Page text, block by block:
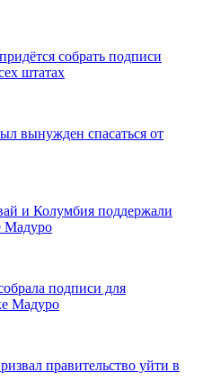
собрать подписи
штатах
вынужден спасаться от
и Колумбия поддержали
Мадуро
подписи для
Мадуро
правительство уйти в